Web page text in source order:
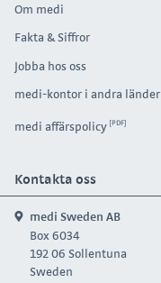
Om medi
Fakta & Siffror
Jobba hos oss
medi-kontor i andra länder
medi affärspolicy
Kontakta oss
medi Sweden AB
Box 6034
192 06 Sollentuna
Sweden